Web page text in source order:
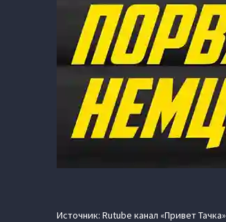
Источник: Rutube канал «Привет Тачка»